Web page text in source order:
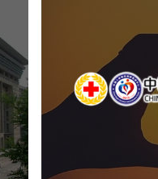
中国人